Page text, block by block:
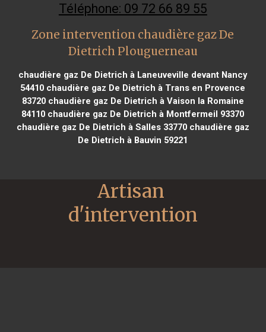
Téléphone: 09 72 66 89 55
Zone intervention chaudière gaz De
Dietrich Plouguerneau
chaudière gaz De Dietrich à Laneuveville devant Nancy
54410 chaudière gaz De Dietrich à Trans en Provence
83720chaudière gaz De Dietrich à Vaison la Romaine
84110 chaudière gaz De Dietrich à Montfermeil 93370
chaudière gaz De Dietrich à Salles 33770chaudière gaz
De Dietrich à Bauvin 59221
Artisan
d'intervention